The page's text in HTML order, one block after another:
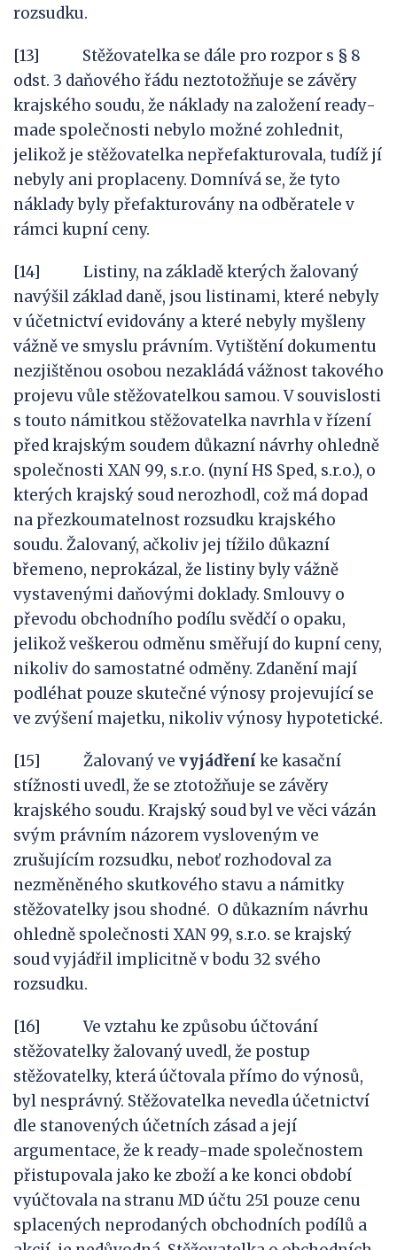
rozsudku.
[13] Stěžovatelka se dále pro rozpor s § 8
odst. 3 daňového řádu neztotožňuje se závěry
krajského soudu, že náklady na založení ready-
made společnosti nebylo možné zohlednit,
jelikož je stěžovatelka nepřefakturovala, tudíž jí
nebyly ani proplaceny. Domnívá se, že tyto
náklady byly přefakturovány na odběratele v
rámci kupní ceny.
[14] Listiny, na základě kterých žalovaný
navýšil základ daně, jsou listinami, které nebyly
v účetnictví evidovány a které nebyly myšleny
vážně ve smyslu právním. Vytištění dokumentu
nezjištěnou osobou nezakládá vážnost takového
projevu vůle stěžovatelkou samou. V souvislosti
s touto námitkou stěžovatelka navrhla v řízení
před krajským soudem důkazní návrhy ohledně
společnosti XAN 99, s.r.o. (nyní HS Sped, s.r.o.), o
kterých krajský soud nerozhodl, což má dopad
na přezkoumatelnost rozsudku krajského
soudu. Žalovaný, ačkoliv jej tížilo důkazní
břemeno, neprokázal, že listiny byly vážně
vystavenými daňovými doklady. Smlouvy o
převodu obchodního podílu svědčí o opaku,
jelikož veškerou odměnu směřují do kupní ceny,
nikoliv do samostatné odměny. Zdanění mají
podléhat pouze skutečné výnosy projevující se
ve zvýšení majetku, nikoliv výnosy hypotetické.
[15] Žalovaný ve vyjádřeníke kasační
stížnosti uvedl, že se ztotožňuje se závěry
krajského soudu. Krajský soud byl ve věci vázán
svým právním názorem vysloveným ve
zrušujícím rozsudku, neboť rozhodoval za
nezměněného skutkového stavu a námitky
stěžovatelky jsou shodné. O důkazním návrhu
ohledně společnosti XAN 99, s.r.o. se krajský
soud vyjádřil implicitně v bodu 32 svého
rozsudku.
[16] Ve vztahu ke způsobu účtování
stěžovatelky žalovaný uvedl, že postup
stěžovatelky, která účtovala přímo do výnosů,
byl nesprávný. Stěžovatelka nevedla účetnictví
dle stanovených účetních zásad a její
argumentace, že k ready-made společnostem
přistupovala jako ke zboží a ke konci období
vyúčtovala na stranu MD účtu 251 pouze cenu
splacených neprodaných obchodních podílů a